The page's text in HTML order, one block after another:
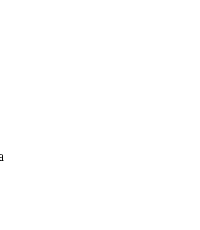
e Silva
MG-Brasil